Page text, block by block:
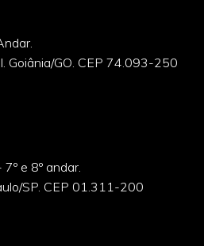
Goiânia/GO. CEP 74.093-250
e 8º andar.
SP. CEP 01.311-200